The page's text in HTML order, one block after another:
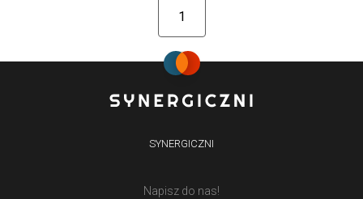
1
SYNERGICZNI
Napisz do nas!